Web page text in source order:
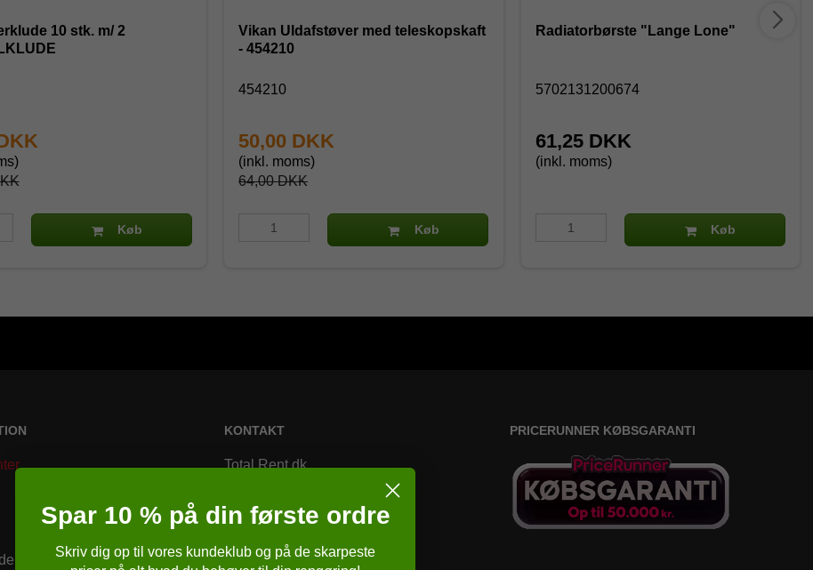
10 stk. m/ 2
Køb
Vikan Uldafstøver med teleskopskaft
- 454210
454210
64,00 DKK
50,00 DKK
(inkl. moms)
Køb
Radiatorbørste "Lange Lone"
5702131200674
61,25 DKK
(inkl. moms)
Køb
KONTAKT
Total Rent.dk
8230 Åbyhøj
Danmark
PRICERUNNER KØBSGARANTI
Spar 10 % på din første ordre
Skriv dig op til vores kundeklub og på de skarpeste